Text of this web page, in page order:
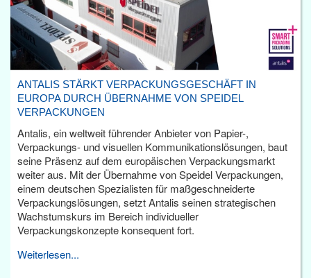
ANTALIS STÄRKT VERPACKUNGSGESCHÄFT IN
EUROPA DURCH ÜBERNAHME VON SPEIDEL
VERPACKUNGEN
Antalis, ein weltweit führender Anbieter von Papier-,
Verpackungs- und visuellen Kommunikationslösungen, baut
seine Präsenz auf dem europäischen Verpackungsmarkt
weiter aus. Mit der Übernahme von Speidel Verpackungen,
einem deutschen Spezialisten für maßgeschneiderte
Verpackungslösungen, setzt Antalis seinen strategischen
Wachstumskurs im Bereich individueller
Verpackungskonzepte konsequent fort.
Weiterlesen...